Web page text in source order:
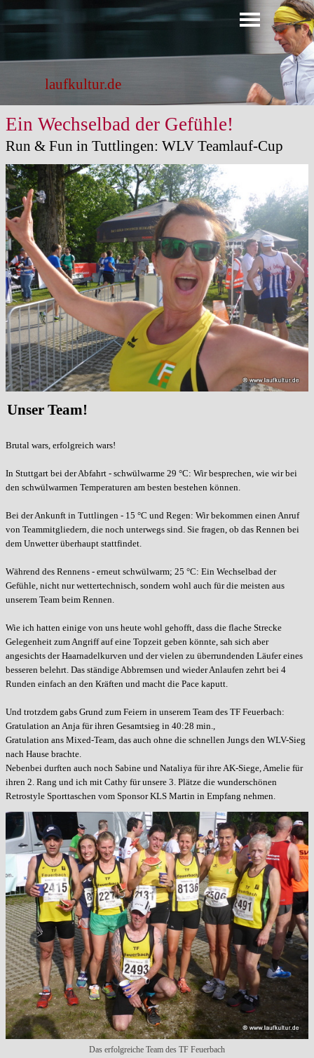
Direkt zum Seiteninhalt Menü überspringen
laufkultur.de
Ein Wechselbad der Gefühle!
Run & Fun in Tuttlingen: WLV Teamlauf-Cup
Unser Team!
Brutal wars, erfolgreich wars!
In Stuttgart bei der Abfahrt - schwülwarme 29 °C: Wir besprechen, wie wir bei
den schwülwarmen Temperaturen am besten bestehen können.
Bei der Ankunft in Tuttlingen - 15 °C und Regen: Wir bekommen einen Anruf
von Teammitgliedern, die noch unterwegs sind. Sie fragen, ob das Rennen bei
dem Unwetter überhaupt stattfindet.
Während des Rennens - erneut schwülwarm; 25 °C: Ein Wechselbad der
Gefühle, nicht nur wettertechnisch, sondern wohl auch für die meisten aus
unserem Team beim Rennen.
Wie ich hatten einige von uns heute wohl gehofft, dass die flache Strecke
Gelegenheit zum Angriff auf eine Topzeit geben könnte, sah sich aber
angesichts der Haarnadelkurven und der vielen zu überrundenden Läufer eines
besseren belehrt. Das ständige Abbremsen und wieder Anlaufen zehrt bei 4
Runden einfach an den Kräften und macht die Pace kaputt.
Und trotzdem gabs Grund zum Feiern in unserem Team des TF Feuerbach:
Gratulation an Anja für ihren Gesamtsieg in 40:28 min.,
Gratulation ans Mixed-Team, das auch ohne die schnellen Jungs den WLV-Sieg
nach Hause brachte.
Nebenbei durften auch noch Sabine und Nataliya für ihre AK-Siege, Amelie für
ihren 2. Rang und ich mit Cathy für unsere 3. Plätze die wunderschönen
Retrostyle Sporttaschen vom Sponsor KLS Martin in Empfang nehmen.
Das erfolgreiche Team des TF Feuerbach